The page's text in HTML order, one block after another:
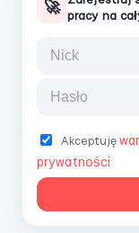
🚀
pracy na
Akceptuję
prywatności